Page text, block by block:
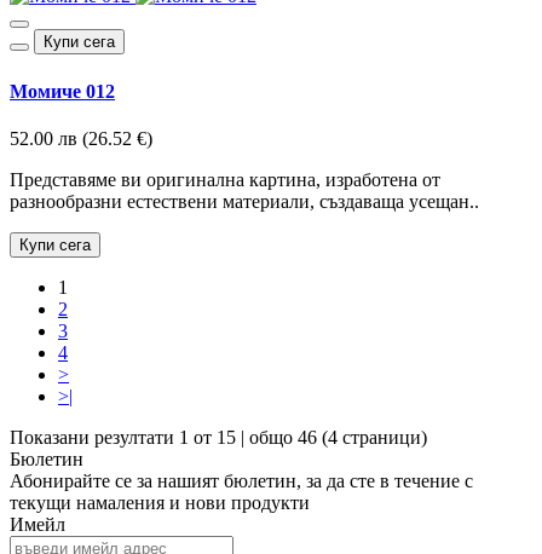
Купи сега
Момиче 012
52.00 лв (26.52 €)
Представяме ви оригинална картина, изработена от
разнообразни естествени материали, създаваща усещан..
Купи сега
1
2
3
4
>
>|
Показани резултати 1 от 15 | общо 46 (4 страници)
Бюлетин
Абонирайте се за нашият бюлетин, за да сте в течение с
тeкущи намаления и нови продукти
Имейл